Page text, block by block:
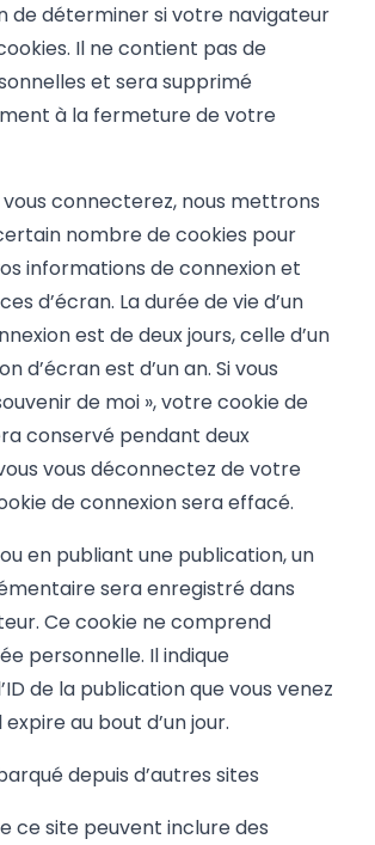
de déterminer si votre navigateur
Il ne contient pas de
et sera supprimé
à la fermeture de votre
vous connecterez, nous mettrons
nombre de cookies pour
informations de connexion et
d’écran. La durée de vie d’un
est de deux jours, celle d’un
d’écran est d’un an. Si vous
de moi », votre cookie de
conservé pendant deux
vous déconnectez de votre
de connexion sera effacé.
en publiant une publication, un
sera enregistré dans
Ce cookie ne comprend
personnelle. Il indique
de la publication que vous venez
au bout d’un jour.
depuis d’autres sites
ce site peuvent inclure des